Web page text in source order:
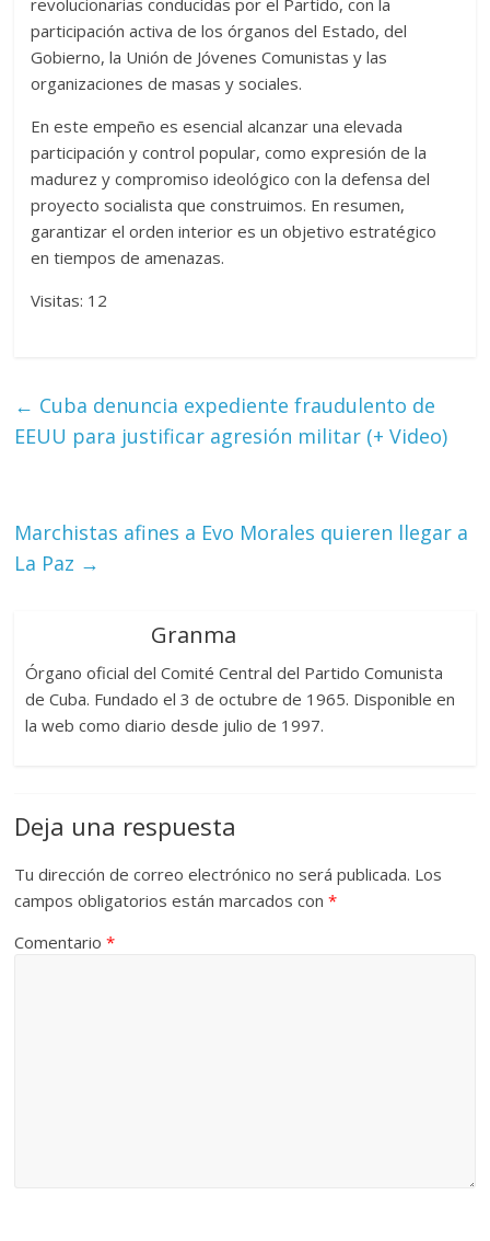
revolucionarias conducidas por el Partido, con la
participación activa de los órganos del Estado, del
Gobierno, la Unión de Jóvenes Comunistas y las
organizaciones de masas y sociales.
En este empeño es esencial alcanzar una elevada
participación y control popular, como expresión de la
madurez y compromiso ideológico con la defensa del
proyecto socialista que construimos. En resumen,
garantizar el orden interior es un objetivo estratégico
en tiempos de amenazas.
Visitas: 12
← Cuba denuncia expediente fraudulento de
EEUU para justificar agresión militar (+ Video)
Marchistas afines a Evo Morales quieren llegar a
La Paz →
Granma
Órgano oficial del Comité Central del Partido Comunista
de Cuba. Fundado el 3 de octubre de 1965. Disponible en
la web como diario desde julio de 1997.
Deja una respuesta
Tu dirección de correo electrónico no será publicada. Los
campos obligatorios están marcados con*
Comentario*